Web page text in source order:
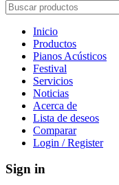
Inicio
Productos
Pianos Acústicos
Festival
Servicios
Noticias
Acerca de
Lista de deseos
Comparar
Login / Register
Sign in